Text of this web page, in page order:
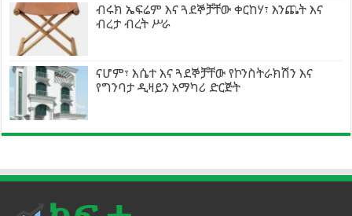
ብሩክ ኤፍሬም እና ጓደኞቻቸው ቀርከሃ፣ እንጨት እና
ብረታ ብረት ሥራ
ናሆም፣ እሴተ እና ጓደኞቻቸው የኮንስትራክሽን እና
የግንባታ ዲዛይን አማካሪ ድርጅት